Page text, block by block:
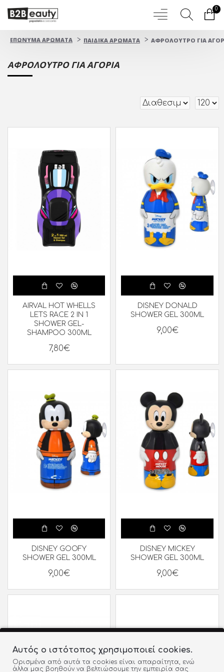
0
ΕΠΩΝΥΜΑ ΑΡΩΜΑΤΑ ΠΑΙΔΙΚΑ ΑΡΩΜΑΤΑ ΑΦΡΟΛΟΥΤΡΟ ΓΙΑ
ΑΦΡΟΛΟΥΤΡΟ ΓΙΑ ΑΓΟΡΙΑ
AIRVAL HOT WHELLS
LETS RACE 2 IN 1
SHOWER GEL-
SHAMPOO 300ML
7,80€
DISNEY DONALD
SHOWER GEL 300ML
9,00€
DISNEY GOOFY
SHOWER GEL 300ML
9,00€
DISNEY MICKEY
SHOWER GEL 300ML
9,00€
Αυτός ο ιστότοπος χρησιμοποιεί cookies.
Ορισμένα από αυτά τα cookies είναι απαραίτητα, ενώ
άλλα μας βοηθούν να βελτιώσουμε την εμπειρία σας